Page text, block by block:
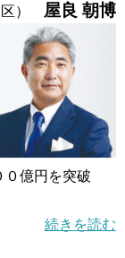
区） 屋良 朝博
０億円を突破
続きを読む